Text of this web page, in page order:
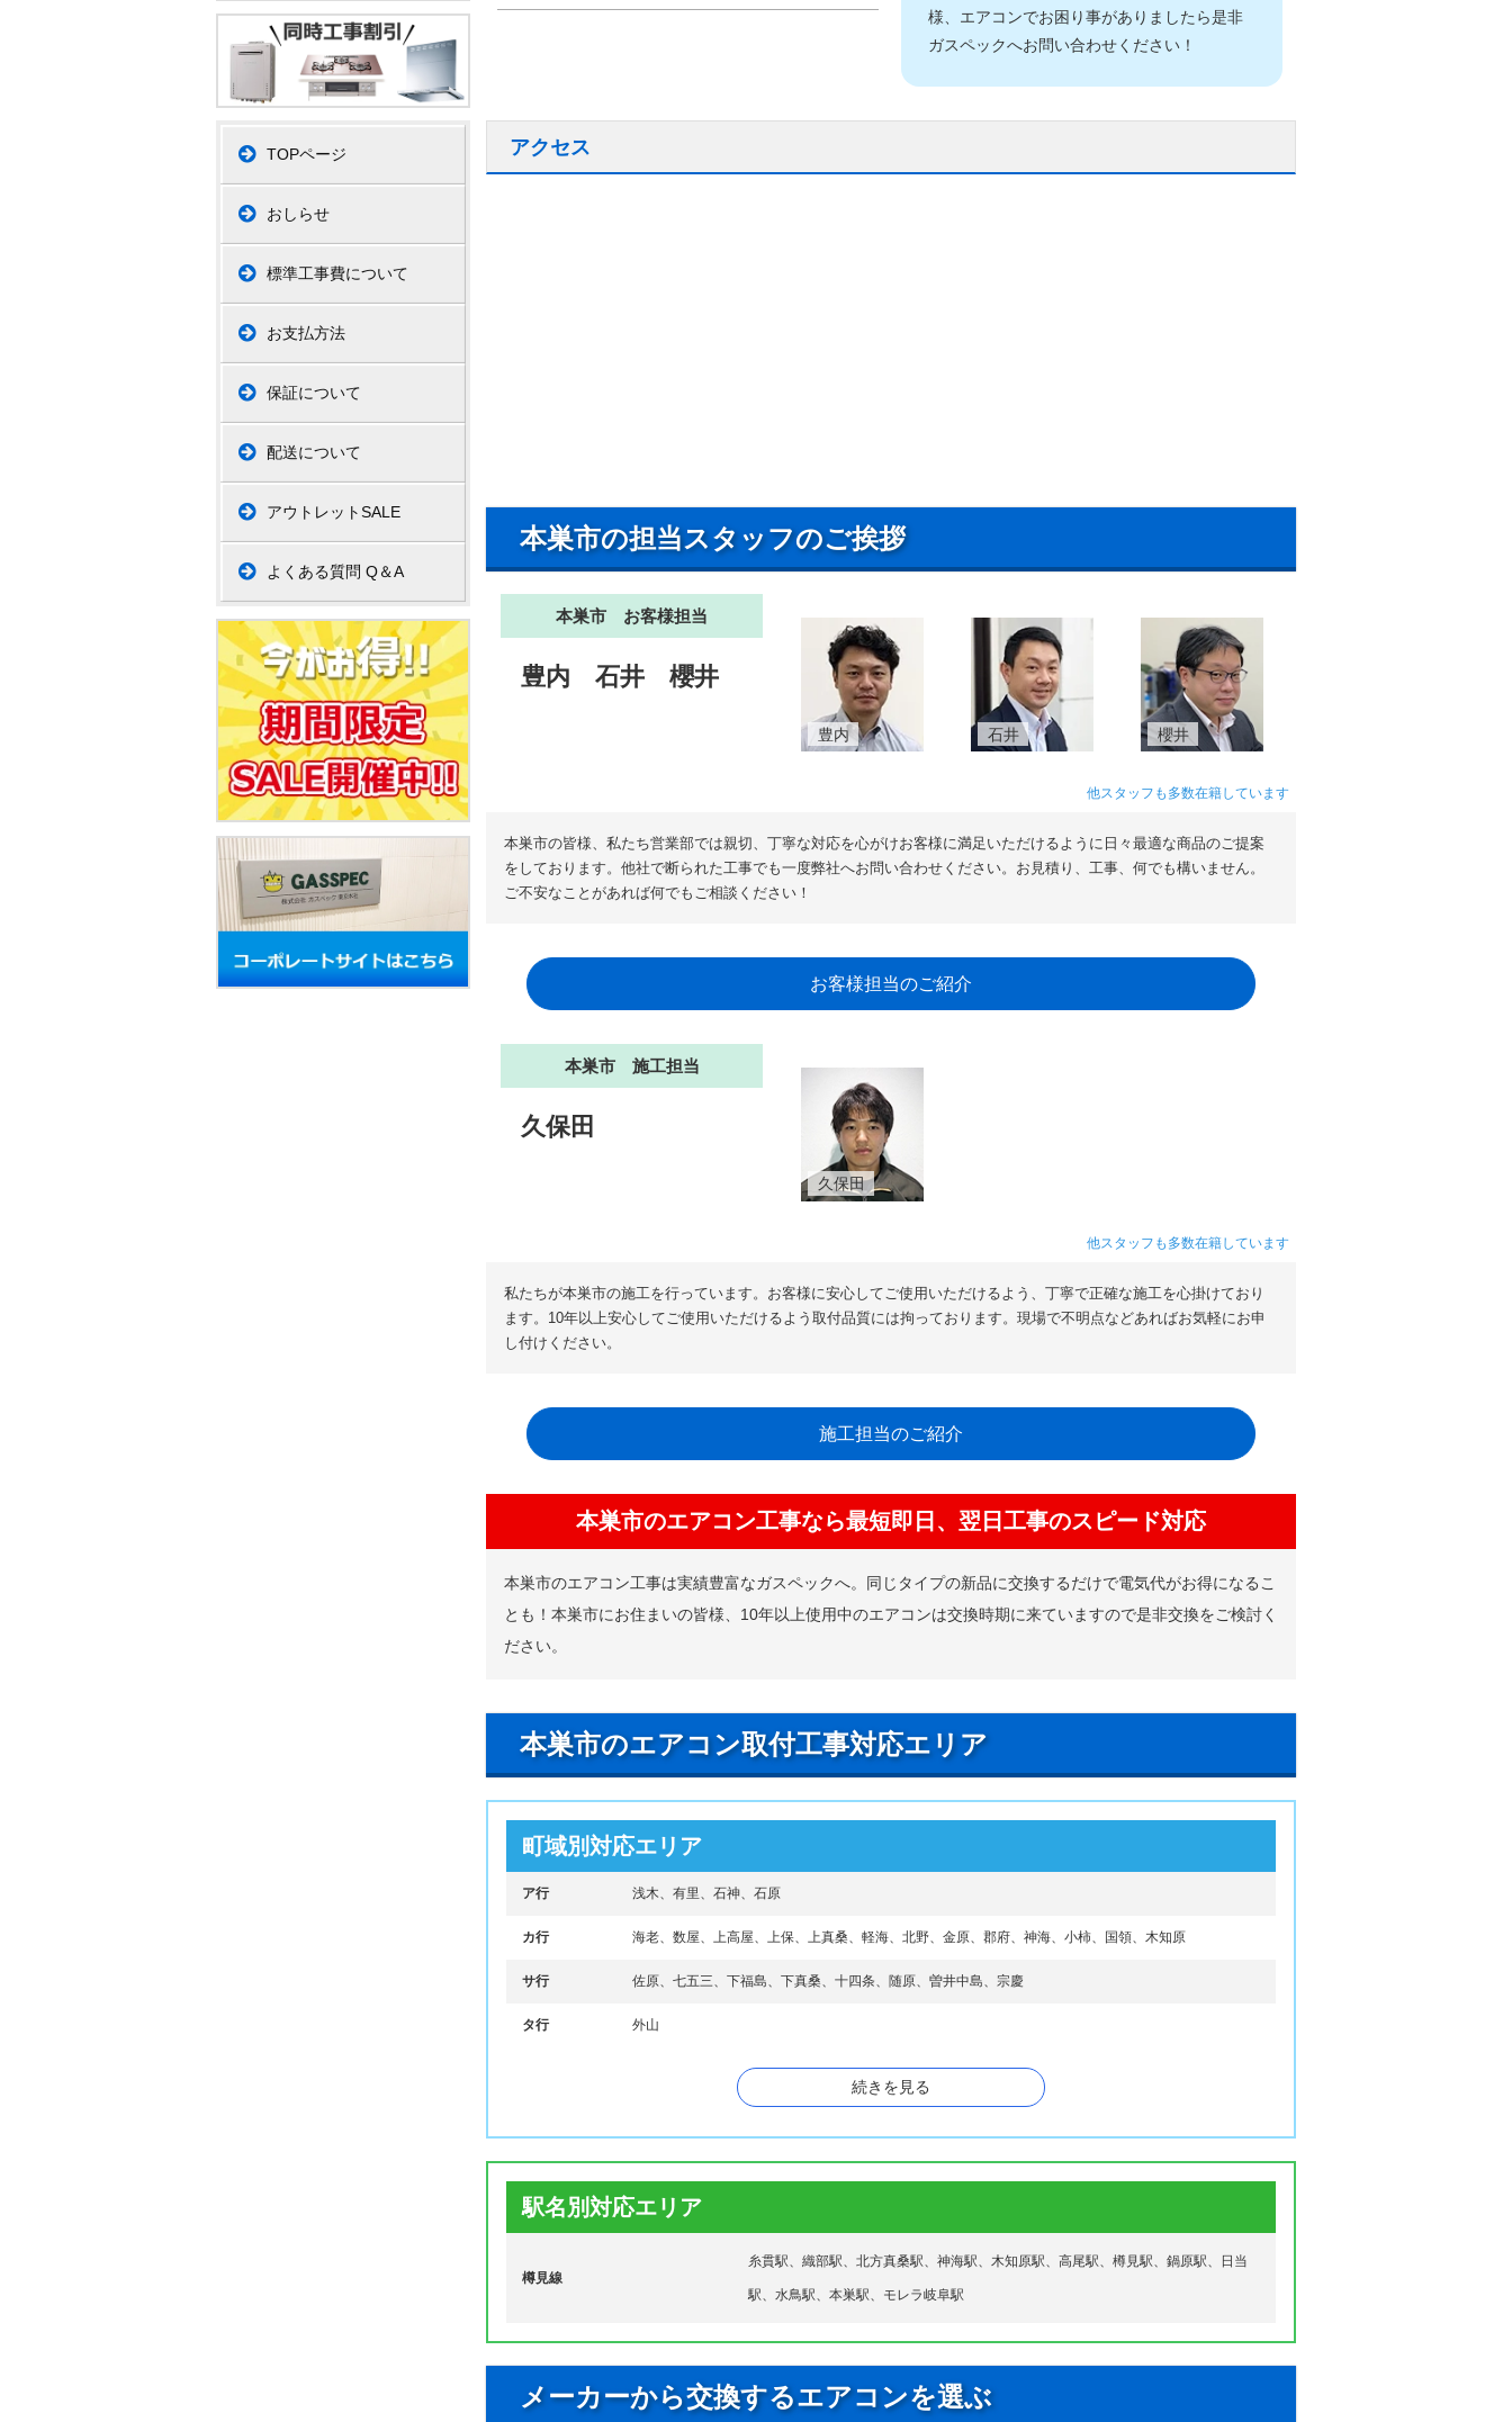
TOPページ
おしらせ
標準工事費について
お支払方法
保証について
配送について
アウトレットSALE
よくある質問 Q＆A
様、エアコンでお困り事がありましたら是非
ガスペックへお問い合わせください！
アクセス
本巣市の担当スタッフのご挨拶
本巣市 お客様担当
豊内 石井 櫻井
豊内 石井 櫻井
他スタッフも多数在籍しています
本巣市の皆様、私たち営業部では親切、丁寧な対応を心がけお客様に満足いただけるように日々最適な商品のご提案
をしております。他社で断られた工事でも一度弊社へお問い合わせください。お見積り、工事、何でも構いません。
ご不安なことがあれば何でもご相談ください！
お客様担当のご紹介
本巣市 施工担当
久保田
久保田
他スタッフも多数在籍しています
私たちが本巣市の施工を行っています。お客様に安心してご使用いただけるよう、丁寧で正確な施工を心掛けており
ます。10年以上安心してご使用いただけるよう取付品質には拘っております。現場で不明点などあればお気軽にお申
し付けください。
施工担当のご紹介
本巣市のエアコン工事なら最短即日、翌日工事のスピード対応
本巣市のエアコン工事は実績豊富なガスペックへ。同じタイプの新品に交換するだけで電気代がお得になるこ
とも！本巣市にお住まいの皆様、10年以上使用中のエアコンは交換時期に来ていますので是非交換をご検討く
ださい。
本巣市のエアコン取付工事対応エリア
町域別対応エリア
ア行 浅木、有里、石神、石原
カ行 海老、数屋、上高屋、上保、上真桑、軽海、北野、金原、郡府、神海、小柿、国領、木知原
サ行 佐原、七五三、下福島、下真桑、十四条、随原、曽井中島、宗慶
タ行 外山
長屋、鍋原、温井、根尾板所、根尾市場、根尾今村、根尾宇津志、根尾大井、根尾大河原、根尾大河
原、根尾小鹿、根尾越卒、根尾越波、根尾門脇、根尾上大須、根尾川原、根尾口谷、根尾黒津、根尾神
所、根尾下大須、根尾高尾、根尾樽見、根尾天神堂、根尾中、根尾長島、根尾長嶺、根尾西板屋、根尾
能郷、根尾東板屋、根尾平野、根尾松田、根尾水鳥、根尾八谷
マ行 政田、三橋、見延、文殊
続きを見る
駅名別対応エリア
樽見線
糸貫駅、織部駅、北方真桑駅、神海駅、木知原駅、高尾駅、樽見駅、鍋原駅、日当
駅、水鳥駅、本巣駅、モレラ岐阜駅
メーカーから交換するエアコンを選ぶ